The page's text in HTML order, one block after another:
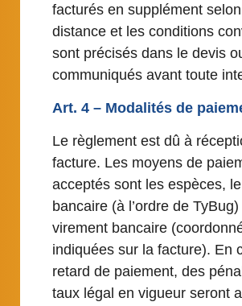
facturés en supplément
distance et les conditions
sont précisés dans le devis
communiqués avant toute
Art. 4 – Modalités de
Le règlement est dû à
facture. Les moyens de
acceptés sont les espèces,
bancaire (à l’ordre de
virement bancaire
indiquées sur la facture). En
retard de paiement, des
taux légal en vigueur seront